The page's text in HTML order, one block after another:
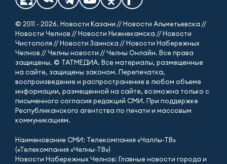
© 2011 - 2026. Новости Казани // Новости Альметьевска //
Новости Челнов // Новости Нижнекамска // Новости
Чистополя // Новости Заинска // Новости Набережных
Челнов // Челны новости // Челны Онлайн. Все права
защищены. © ТАТМЕДИА. Все материалы, размещенные
на сайте, защищены законом. Перепечатка,
воспроизведение и распространение в любом объеме
информации, размещенной на сайте, возможна только с
письменного согласия редакций СМИ. При поддержке
Республиканского агентства по печати и массовым
коммуникациям.
Наименование СМИ: Телекомпания «Чаллы-ТВ»
(«Телекомпания «Челны-ТВ»)
Новости Набережных Челнов: Главные новости города и